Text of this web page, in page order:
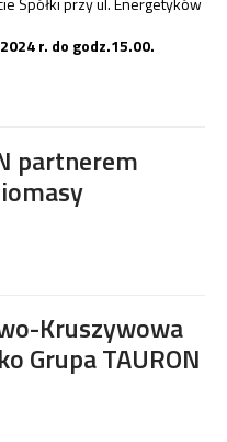
r. do godz.15.00.
partnerem
Kruszywowa
Grupa TAURON